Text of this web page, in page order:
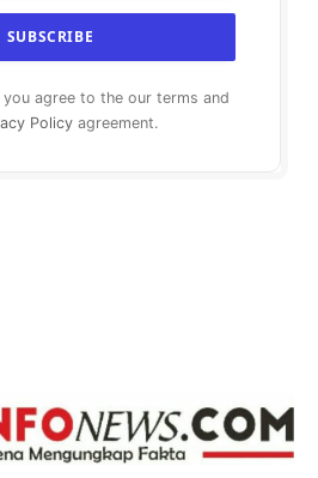
you agree to the our terms and
Policyagreement.